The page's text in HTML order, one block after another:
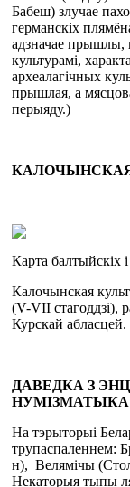
Бабеш) злучае
германскіх
адзначае прышлы,
культурамі,
археалагічных
прышлая, а
перыяду.)
КАЛОЧЫ
Карта балтыйскіх
Калочынская
(V-VII стагоддзі),
Курскай абласцей.
ДАВЕДКА З
НУМІЗМАТЫКА
На тэрыторыі
трупаспаленнем:
н), Велямічы
Некаторыя тыпы